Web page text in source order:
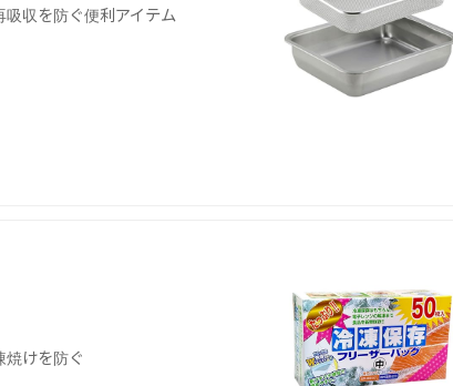
収を防ぐ便利アイテム
けを防ぐ